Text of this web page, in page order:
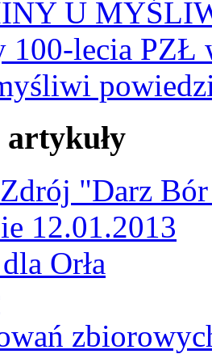
U
100-lecia PZŁ
Zdrój "Darz
12.01.2013
Orła